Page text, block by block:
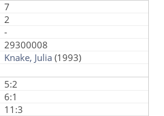
7
2
-
29300008
Knake, Julia (1993)
5:2
6:1
11:3